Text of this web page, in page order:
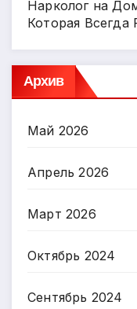
Нарколог на
Которая Всегда
Архив
Май 2026
Апрель 2026
Март 2026
Октябрь 2024
Сентябрь 2024